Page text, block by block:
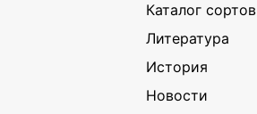
Каталог сортов
Литература
История
Новости